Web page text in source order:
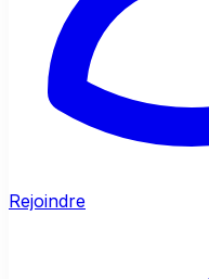
Rejoindre